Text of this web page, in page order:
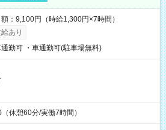
：9,100円（時給1,300円×7時間）
あり
通勤可 ・車通勤可(駐車場無料)
休憩60分/実働7時間）